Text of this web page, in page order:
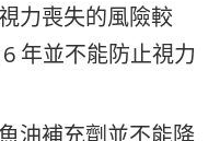
力喪失的風險較
年並不能防止視力
油補充劑並不能降